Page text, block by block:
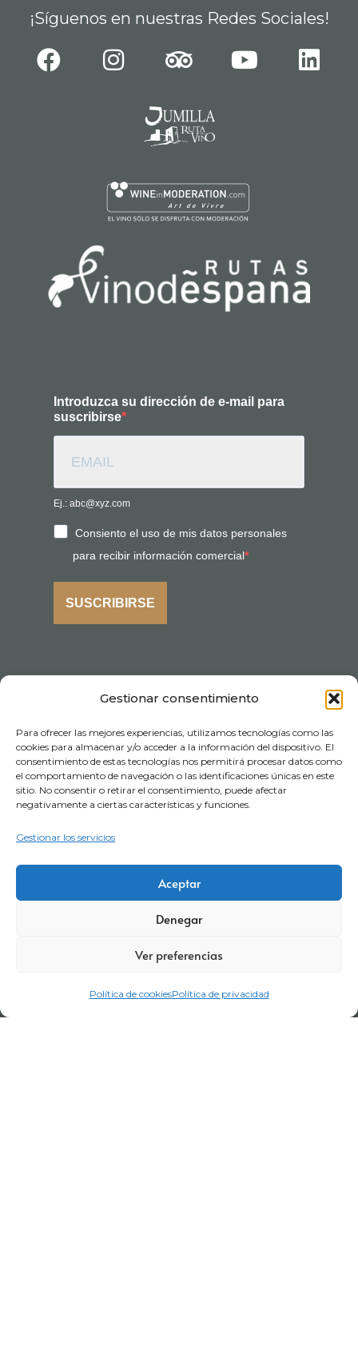
Gestionar consentimiento
Para ofrecer las mejores experiencias, utilizamos tecnologías como las
cookies para almacenar y/o acceder a la información del dispositivo. El
consentimiento de estas tecnologías nos permitirá procesar datos como
el comportamiento de navegación o las identificaciones únicas en este
sitio. No consentir o retirar el consentimiento, puede afectar
negativamente a ciertas características y funciones.
Gestionar los servicios
Aceptar
Denegar
Ver preferencias
Política de cookiesPolítica de privacidad
¡Síguenos en nuestras Redes Sociales!
Introduzca su dirección de e-mail para
suscribirse
Ej.: abc@xyz.com
Consiento el uso de mis datos personales
para recibir información comercial
SUSCRIBIRSE
Política de cookies
Términos y Condiciones de Visitas